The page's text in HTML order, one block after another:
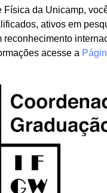
Física da Unicamp,
ativos em
reconhecimento
acesse a